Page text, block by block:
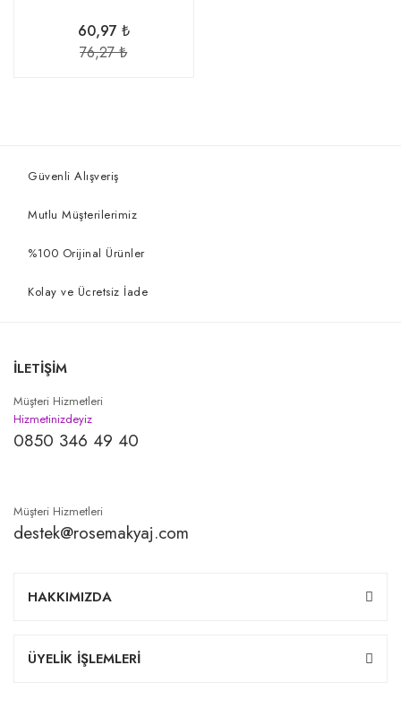
60,97 ₺
76,27 ₺
Güvenli Alışveriş
Mutlu Müşterilerimiz
%100 Orijinal Ürünler
Kolay ve Ücretsiz İade
İLETİŞİM
Müşteri Hizmetleri
Hizmetinizdeyiz
0850 346 49 40
Müşteri Hizmetleri
destek@rosemakyaj.com
HAKKIMIZDA
ÜYELİK İŞLEMLERİ